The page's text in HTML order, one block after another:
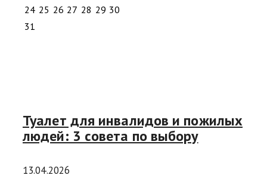
24 25 26 27 28 29 30
31
Туалет для инвалидов и пожилых
людей: 3 совета по выбору
13.04.2026